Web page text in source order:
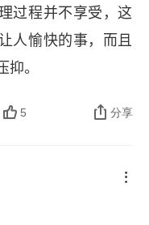
过程并不享受，这
人愉快的事，而且
。
5 分享